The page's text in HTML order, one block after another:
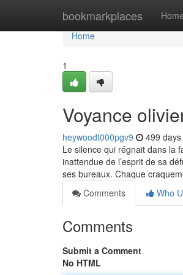
bookmarkplaces Home
Home
Home
1
Voyance
heywoodt000pgv9 499
Le silence qui régnait dans la
inattendue de l’esprit de sa
ses bureaux. Chaque
Comments
Who
Comments
Submit a Comment
No HTML